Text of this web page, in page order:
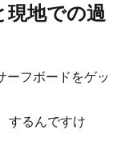
現地での過
ーフボードをゲッ
するんですけ